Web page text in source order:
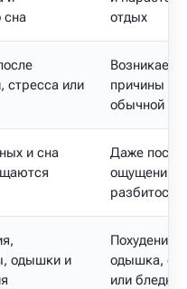
сна
отдых
стресса или
Возникает
причины
обычной
и сна
Даже после
ощущения
одышки и
Похудение,
одышка,
или